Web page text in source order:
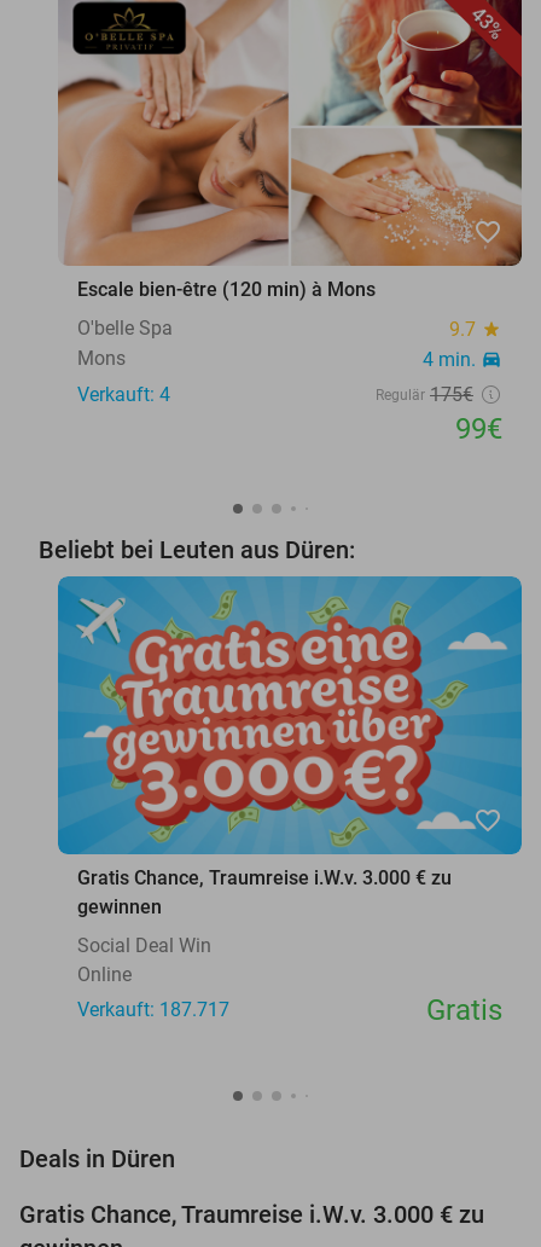
43%
favorite_border
Escale bien-être (120 min) à Mons
O'belle Spa
9.7 star
Mons 4 min. directions_car
Verkauft: 4 Regulär 175€
99€
Beliebt bei Leuten aus Düren:
favorite_border
Gratis Chance, Traumreise i.W.v. 3.000 € zu
gewinnen
Social Deal Win
Online
Verkauft: 187.717
Gratis
Deals in Düren
Gratis Chance, Traumreise i.W.v. 3.000 € zu